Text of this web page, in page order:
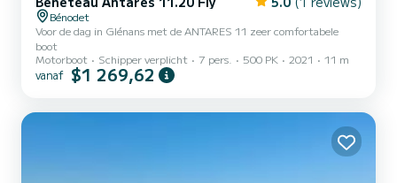
Bénodet
Voor de dag in Glénans met de ANTARES 11 zeer comfortabele
boot
Motorboot
Schipper verplicht 7 pers. 500 PK 2021 11 m
vanaf $1 269,62